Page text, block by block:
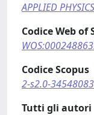
APPLIED
Codice Web of
Codice Scopus
2-s2.0-
Tutti gli autori